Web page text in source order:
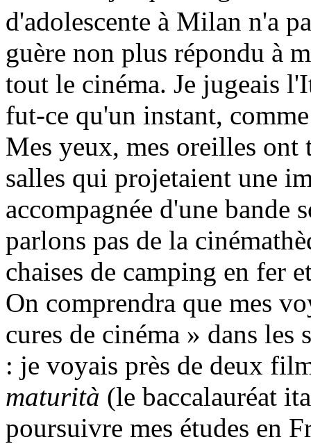
d'adolescente à Milan n'a
guère non plus répondu à
tout le cinéma. Je jugeais
fut-ce qu'un instant,
Mes yeux, mes oreilles ont
salles qui projetaient une
accompagnée d'une bande
parlons pas de la
chaises de camping en fer
On comprendra que mes
cures de cinéma » dans les
: je voyais près de deux
maturità (le baccalauréat
poursuivre mes études en